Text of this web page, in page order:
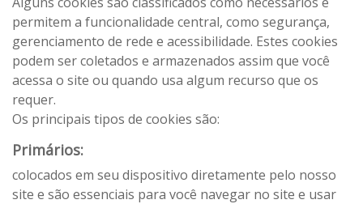
permitem a funcionalidade central, como segurança,
gerenciamento de rede e acessibilidade. Estes cookies
podem ser coletados e armazenados assim que você
acessa o site ou quando usa algum recurso que os
requer.
Os principais tipos de cookies são:
Primários:
colocados em seu dispositivo diretamente pelo nosso
site e são essenciais para você navegar no site e usar